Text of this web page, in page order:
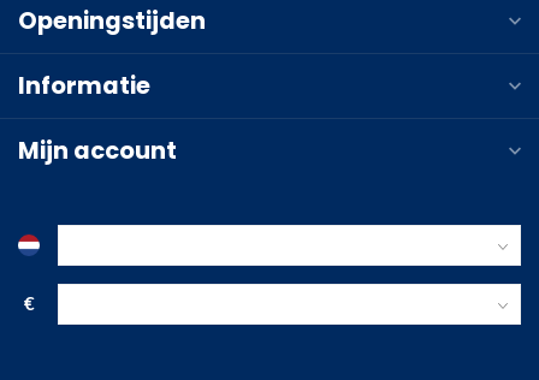
Openingstijden
Informatie
Mijn account
€